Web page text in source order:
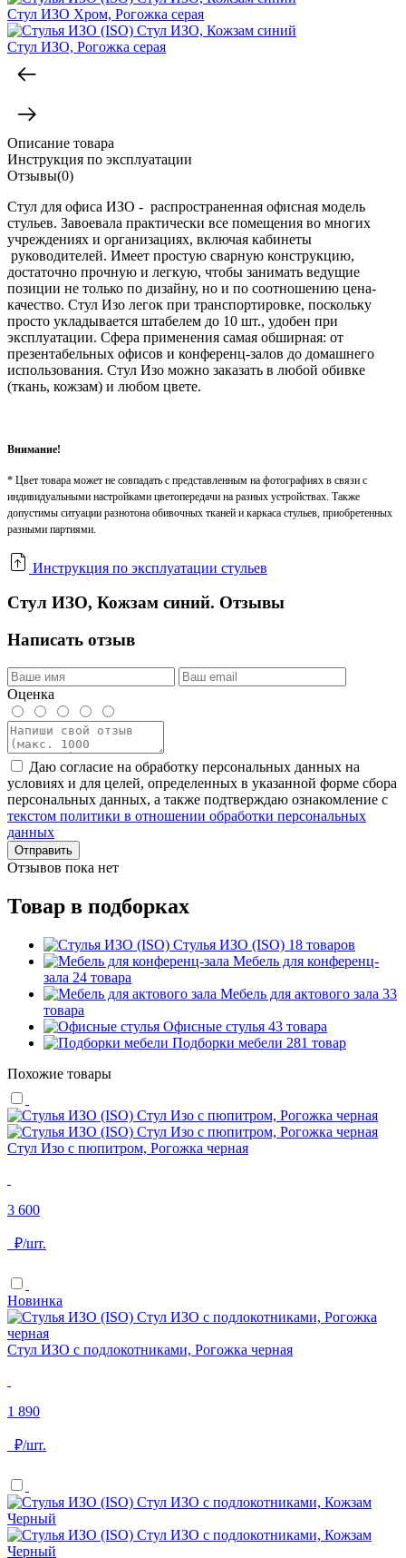
Стул ИЗО Хром, Рогожка серая
Стул ИЗО, Рогожка серая
Описание товара
Инструкция по эксплуатации
Отзывы(0)
Стул для офиса ИЗО - распространенная офисная модель
стульев. Завоевала практически все помещения во многих
учреждениях и организациях, включая кабинеты
руководителей. Имеет простую сварную конструкцию,
достаточно прочную и легкую, чтобы занимать ведущие
позиции не только по дизайну, но и по соотношению цена-
качество. Стул Изо легок при транспортировке, поскольку
просто укладывается штабелем до 10 шт., удобен при
эксплуатации. Сфера применения самая обширная: от
презентабельных офисов и конференц-залов до домашнего
использования. Стул Изо можно заказать в любой обивке
(ткань, кожзам) и любом цвете.
Внимание!
* Цвет товара может не совпадать с представленным на фотографиях в связи с
индивидуальными настройками цветопередачи на разных устройствах. Также
допустимы ситуации разнотона обивочных тканей и каркаса стульев, приобретенных
разными партиями.
Инструкция по эксплуатации стульев
Стул ИЗО, Кожзам синий. Отзывы
Написать отзыв
Оценка
Даю согласие на обработку персональных данных на
условиях и для целей, определенных в указанной форме сбора
персональных данных, а также подтверждаю ознакомление с
текстом политики в отношении обработки персональных
данных
Отправить
Отзывов пока нет
Товар в подборках
Стулья ИЗО (ISO) 18 товаров
Мебель для конференц-
зала 24 товара
Мебель для актового зала 33
товара
Офисные стулья 43 товара
Подборки мебели 281 товар
Похожие товары
Стул Изо с пюпитром, Рогожка черная
3 600
₽/шт.
Новинка
Стул ИЗО с подлокотниками, Рогожка черная
1 890
₽/шт.